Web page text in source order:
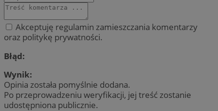
Akceptuję regulamin zamieszczania komentarzy
oraz politykę prywatności.
Błąd:
Wynik:
Opinia została pomyślnie dodana.
Po przeprowadzeniu weryfikacji, jej treść zostanie
udostępniona publicznie.